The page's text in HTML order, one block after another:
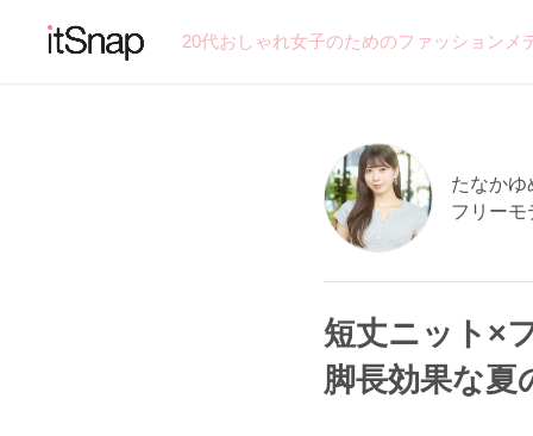
20代おしゃれ女子のためのファッション
たなかゆ
フリーモ
短丈ニット×
脚長効果な